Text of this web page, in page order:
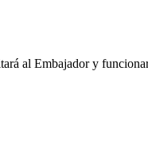
al Embajador y